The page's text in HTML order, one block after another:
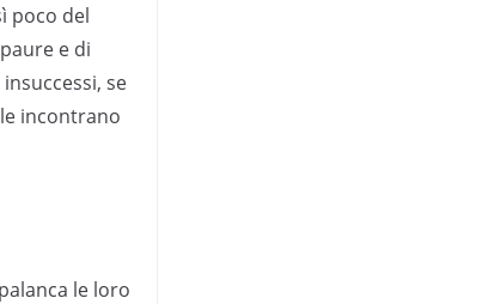
poco del
e di
se
incontrano
le loro